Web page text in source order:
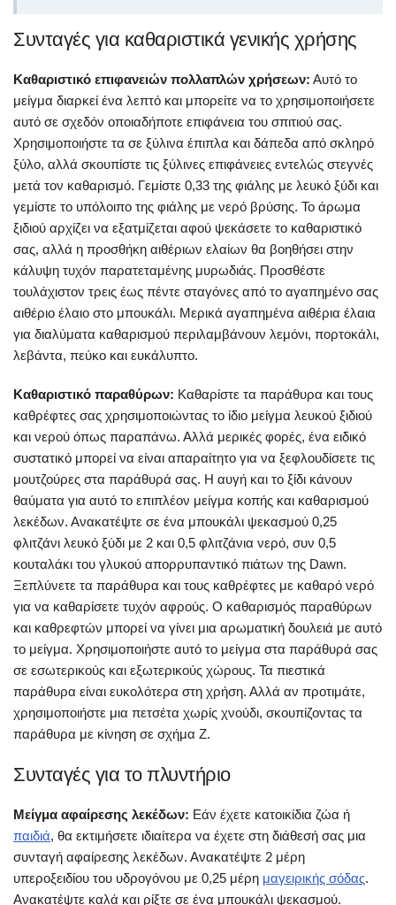
Συνταγές για καθαριστικά γενικής χρήσης
Καθαριστικό επιφανειών πολλαπλών χρήσεων: Αυτό το
μείγμα διαρκεί ένα λεπτό και μπορείτε να το χρησιμοποιήσετε
αυτό σε σχεδόν οποιαδήποτε επιφάνεια του σπιτιού σας.
Χρησιμοποιήστε τα σε ξύλινα έπιπλα και δάπεδα από σκληρό
ξύλο, αλλά σκουπίστε τις ξύλινες επιφάνειες εντελώς στεγνές
μετά τον καθαρισμό. Γεμίστε 0,33 της φιάλης με λευκό ξύδι και
γεμίστε το υπόλοιπο της φιάλης με νερό βρύσης. Το άρωμα
ξιδιού αρχίζει να εξατμίζεται αφού ψεκάσετε το καθαριστικό
σας, αλλά η προσθήκη αιθέριων ελαίων θα βοηθήσει στην
κάλυψη τυχόν παρατεταμένης μυρωδιάς. Προσθέστε
τουλάχιστον τρεις έως πέντε σταγόνες από το αγαπημένο σας
αιθέριο έλαιο στο μπουκάλι. Μερικά αγαπημένα αιθέρια έλαια
για διαλύματα καθαρισμού περιλαμβάνουν λεμόνι, πορτοκάλι,
λεβάντα, πεύκο και ευκάλυπτο.
Καθαριστικό παραθύρων: Καθαρίστε τα παράθυρα και τους
καθρέφτες σας χρησιμοποιώντας το ίδιο μείγμα λευκού ξιδιού
και νερού όπως παραπάνω. Αλλά μερικές φορές, ένα ειδικό
συστατικό μπορεί να είναι απαραίτητο για να ξεφλουδίσετε τις
μουτζούρες στα παράθυρά σας. Η αυγή και το ξίδι κάνουν
θαύματα για αυτό το επιπλέον μείγμα κοπής και καθαρισμού
λεκέδων. Ανακατέψτε σε ένα μπουκάλι ψεκασμού 0,25
φλιτζάνι λευκό ξύδι με 2 και 0,5 φλιτζάνια νερό, συν 0,5
κουταλάκι του γλυκού απορρυπαντικό πιάτων της Dawn.
Ξεπλύνετε τα παράθυρα και τους καθρέφτες με καθαρό νερό
για να καθαρίσετε τυχόν αφρούς. Ο καθαρισμός παραθύρων
και καθρεφτών μπορεί να γίνει μια αρωματική δουλειά με αυτό
το μείγμα. Χρησιμοποιήστε αυτό το μείγμα στα παράθυρά σας
σε εσωτερικούς και εξωτερικούς χώρους. Τα πιεστικά
παράθυρα είναι ευκολότερα στη χρήση. Αλλά αν προτιμάτε,
χρησιμοποιήστε μια πετσέτα χωρίς χνούδι, σκουπίζοντας τα
παράθυρα με κίνηση σε σχήμα Ζ.
Συνταγές για το πλυντήριο
Μείγμα αφαίρεσης λεκέδων: Εάν έχετε κατοικίδια ζώα ή
παιδιά, θα εκτιμήσετε ιδιαίτερα να έχετε στη διάθεσή σας μια
συνταγή αφαίρεσης λεκέδων. Ανακατέψτε 2 μέρη
υπεροξειδίου του υδρογόνου με 0,25 μέρη μαγειρικής σόδας.
Ανακατέψτε καλά και ρίξτε σε ένα μπουκάλι ψεκασμού.